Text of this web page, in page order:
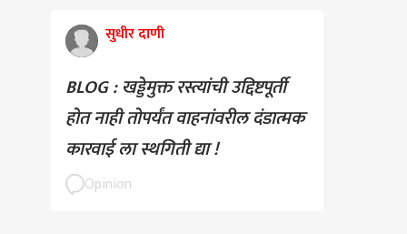
सुधीर दाणी
BLOG : खड्डेमुक्त रस्त्यांची उद्दिष्टपूर्ती
होत नाही तोपर्यंत वाहनांवरील दंडात्मक
कारवाई ला स्थगिती द्या !
Opinion